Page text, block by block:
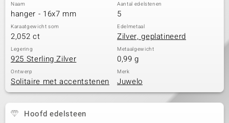
Naam
hanger - 16x7 mm
Aantal edelstenen
5
Karaatgewicht som
2,052 ct
Edelmetaal
Zilver, geplatineerd
Legering
925 Sterling Zilver
Metaalgewicht
0,99 g
Ontwerp
Solitaire met accentstenen
Merk
Juwelo
Hoofd edelsteen